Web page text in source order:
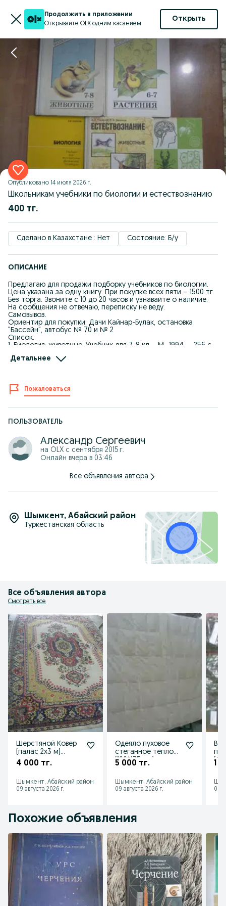
Продолжить в приложении
Открывайте OLX одним касанием
Открыть
Опубликовано 14 июля 2026 г.
Школьникам учебники по биологии и естествознанию
400 тг.
Сделано в Казахстане : Нет Состояние: Б/у
ОПИСАНИЕ
Предлагаю для продажи подборку учебников по биологии.
Цена указана за одну книгу. При покупке всех пяти – 1500 тг.
Без торга. Звоните с 10 до 20 часов и узнавайте о наличие.
На сообщения не отвечаю, переписку не веду.
Самовывоз.
Ориентир для покупки: Дачи Кайнар-Булак, остановка
"Бассейн", автобус № 70 и № 2
Список.
1. Биология: животные. Учебник для 7-8 кл. - М., 1994. – 256 с.
для 6-7 кл. - М., 1994. – 224 с.
4. Волков В. М. Биология: учебник для техникумов физ.
культуры. - М., 1994. – 224 с.
5. Естествознание: животные: Учебник для 8 кл. - М., 1991. –
176 с.
Детальнее
Пожаловаться
ПОЛЬЗОВАТЕЛЬ
Александр Сергеевич
на OLX с сентября 2015 г.
Онлайн вчера в 03:46
Все объявления автора
Шымкент, Абайский район
Туркестанская область
Все объявления автора
Смотреть все
Шерстяной Ковер
(палас 2х3 м)
советских времен
4 000 тг.
Шымкент, Абайский район
09 августа 2026 г.
Одеяло пуховое
стеганное тёплое
(190*135 см)
5 000 тг.
Шымкент, Абайский район
09 августа 2026 г.
1
09
Похожие объявления